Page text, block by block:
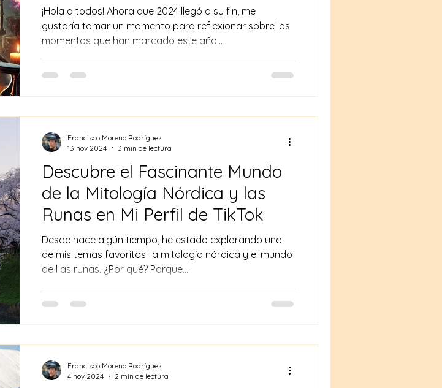
¡Hola a todos! Ahora que 2024 llegó a su fin, me
gustaría tomar un momento para reflexionar sobre los
momentos que han marcado este año...
Descubre el Fascinante Mundo
de la Mitología Nórdica y las
Runas en Mi Perfil de TikTok
Desde hace algún tiempo, he estado explorando uno
de mis temas favoritos: la mitología nórdica y el mundo
de l as runas. ¿Por qué? Porque...
Francisco Moreno Rodríguez
13 nov 2024
3 min de lectura
Francisco Moreno Rodríguez
4 nov 2024
2 min de lectura